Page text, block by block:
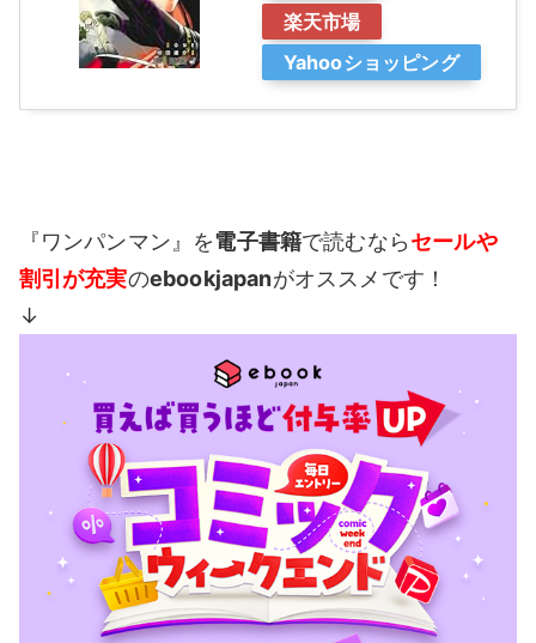
楽天市場
Yahooショッピング
『ワンパンマン』を電子書籍で読むならセールや
割引が充実のebookjapanがオススメです！
↓